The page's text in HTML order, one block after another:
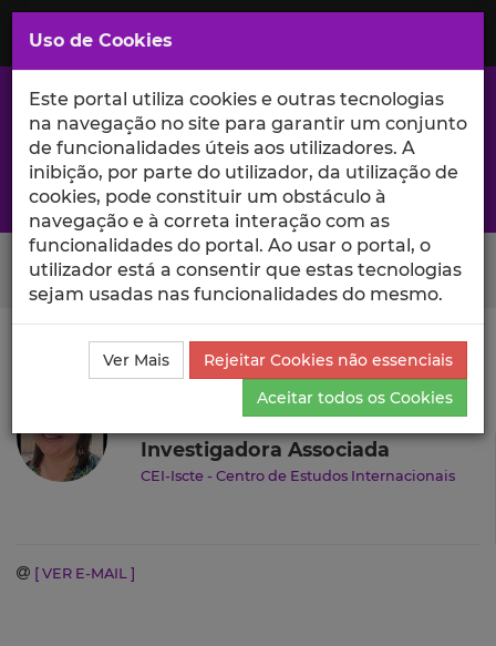
Saltar
para
Conteúdo
Principal
A excelência da investigação e ciência no Iscte
Search Button
Ciência_Iscte Autores Beatriz Arruda Currículo
Beatriz Arruda
Investigadora Associada
CEI-Iscte - Centro de Estudos Internacionais
[ VER E-MAIL ]
Uso de Cookies
Este portal utiliza cookies e outras tecnologias
na navegação no site para garantir um conjunto
de funcionalidades úteis aos utilizadores. A
inibição, por parte do utilizador, da utilização de
cookies, pode constituir um obstáculo à
navegação e à correta interação com as
funcionalidades do portal. Ao usar o portal, o
utilizador está a consentir que estas tecnologias
sejam usadas nas funcionalidades do mesmo.
Ver Mais
Rejeitar Cookies não essenciais
Aceitar todos os Cookies